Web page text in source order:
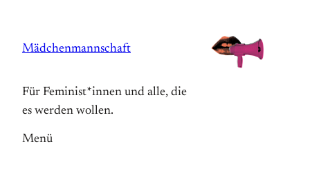
springen
Mädchenmannschaft
Für Feminist*innen und alle, die
es werden wollen.
Menü